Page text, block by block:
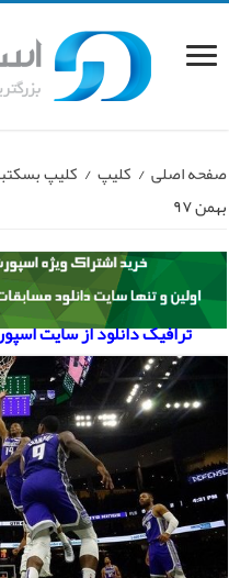
صفحه اصلی / کلیپ / کلیپ
بهمن ۹۷
ترافیک دانلود از سایت